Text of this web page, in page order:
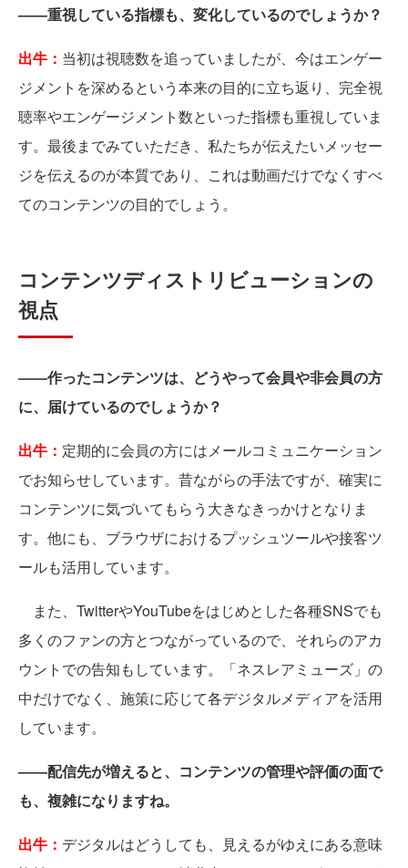
――重視している指標も、変化しているのでしょうか？
出牛： 当初は視聴数を追っていましたが、今はエンゲー
ジメントを深めるという本来の目的に立ち返り、完全視
聴率やエンゲージメント数といった指標も重視していま
す。最後までみていただき、私たちが伝えたいメッセー
ジを伝えるのが本質であり、これは動画だけでなくすべ
てのコンテンツの目的でしょう。
コンテンツディストリビューションの
視点
――作ったコンテンツは、どうやって会員や非会員の方
に、届けているのでしょうか？
出牛： 定期的に会員の方にはメールコミュニケーション
でお知らせしています。昔ながらの手法ですが、確実に
コンテンツに気づいてもらう大きなきっかけとなりま
す。他にも、ブラウザにおけるプッシュツールや接客ツ
ールも活用しています。
また、TwitterやYouTubeをはじめとした各種SNSでも
多くのファンの方とつながっているので、それらのアカ
ウントでの告知もしています。「ネスレアミューズ」の
中だけでなく、施策に応じて各デジタルメディアを活用
しています。
――配信先が増えると、コンテンツの管理や評価の面で
も、複雑になりますね。
出牛： デジタルはどうしても、見えるがゆえにある意味